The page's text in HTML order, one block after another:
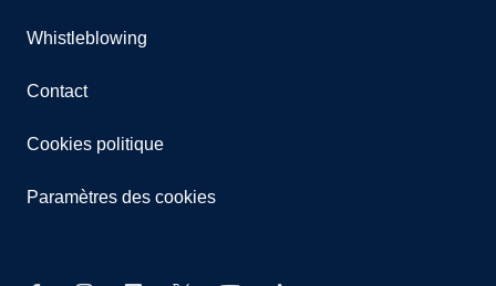
Whistleblowing
Contact
Cookies politique
Paramètres des cookies